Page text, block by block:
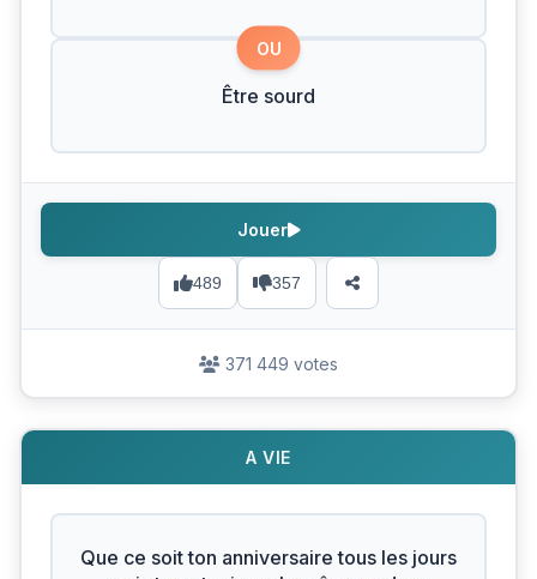
OU
Être sourd
489 357
Jouer
371 449 votes
A VIE
Que ce soit ton anniversaire tous les jours